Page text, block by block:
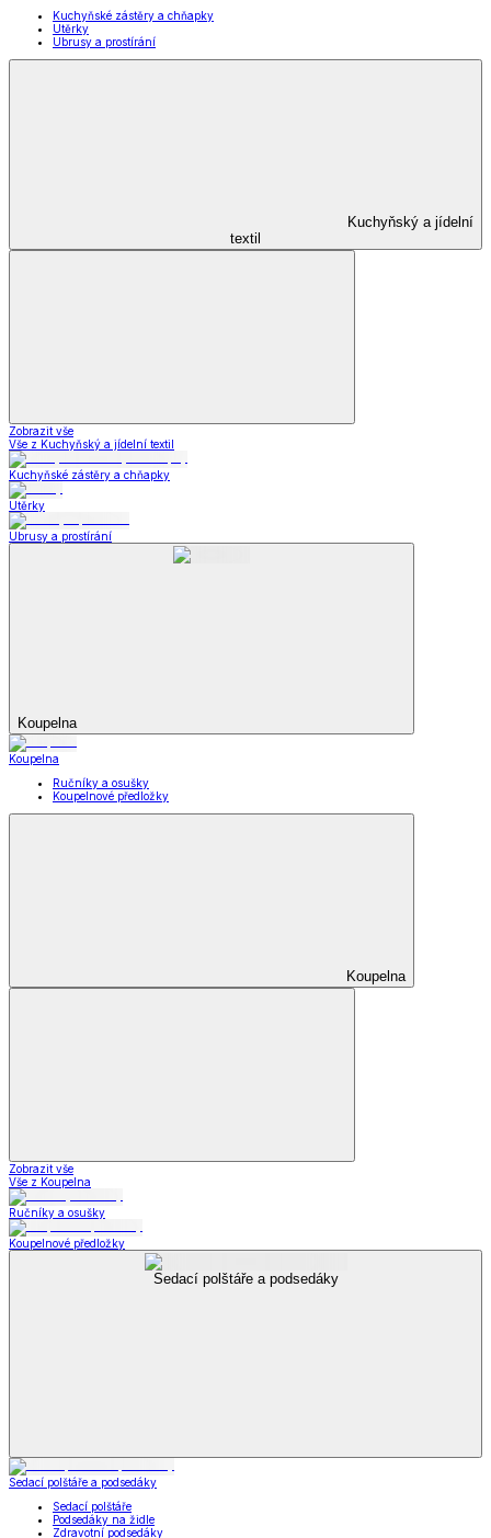
Kuchyňské zástěry a chňapky
Utěrky
Ubrusy a prostírání
Kuchyňský a jídelní
textil
Zobrazit vše
Vše z Kuchyňský a jídelní textil
Kuchyňské zástěry a chňapky
Utěrky
Ubrusy a prostírání
Koupelna
Koupelna
Ručníky a osušky
Koupelnové předložky
Koupelna
Zobrazit vše
Vše z Koupelna
Ručníky a osušky
Koupelnové předložky
Sedací polštáře a podsedáky
Sedací polštáře a podsedáky
Sedací polštáře
Podsedáky na židle
Zdravotní podsedáky